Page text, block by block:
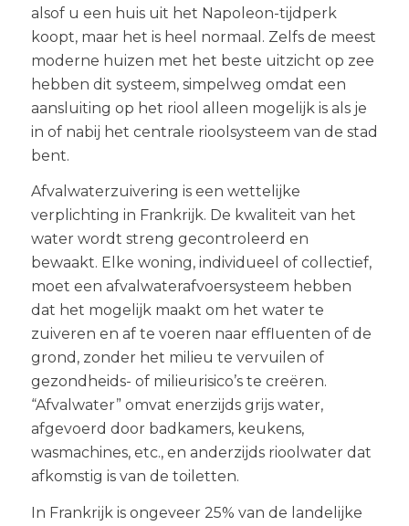
alsof u een huis uit het Napoleon-tijdperk
koopt, maar het is heel normaal. Zelfs de meest
moderne huizen met het beste uitzicht op zee
hebben dit systeem, simpelweg omdat een
aansluiting op het riool alleen mogelijk is als je
in of nabij het centrale rioolsysteem van de stad
bent.
Afvalwaterzuivering is een wettelijke
verplichting in Frankrijk. De kwaliteit van het
water wordt streng gecontroleerd en
bewaakt. Elke woning, individueel of collectief,
moet een afvalwaterafvoersysteem hebben
dat het mogelijk maakt om het water te
zuiveren en af te voeren naar effluenten of de
grond, zonder het milieu te vervuilen of
gezondheids- of milieurisico’s te creëren.
“Afvalwater” omvat enerzijds grijs water,
afgevoerd door badkamers, keukens,
wasmachines, etc., en anderzijds rioolwater dat
afkomstig is van de toiletten.
In Frankrijk is ongeveer 25% van de landelijke